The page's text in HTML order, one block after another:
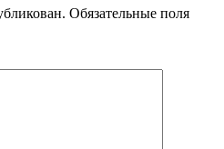
Обязательные поля